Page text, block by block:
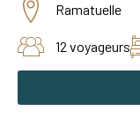
Ramatuelle
12 voyageurs